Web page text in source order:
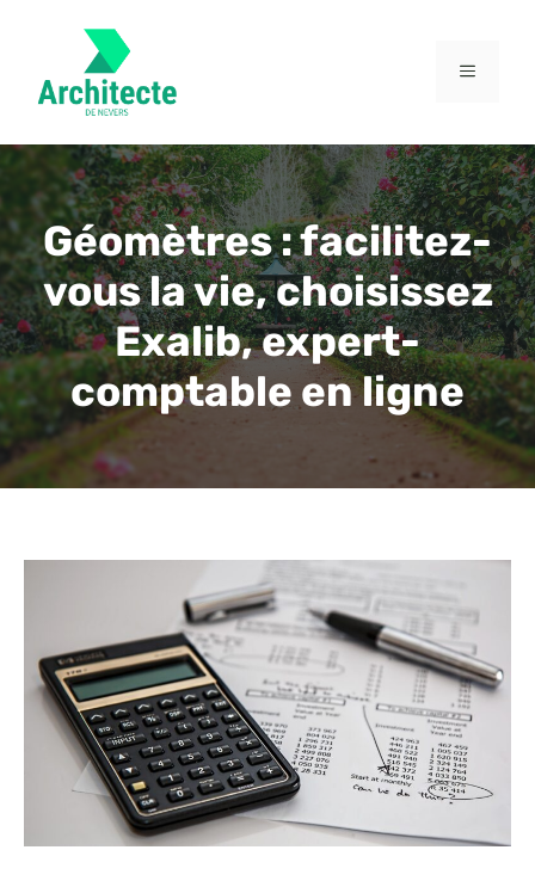
MENU
Géomètres : facilitez-
vous la vie, choisissez
Exalib, expert-
comptable en ligne